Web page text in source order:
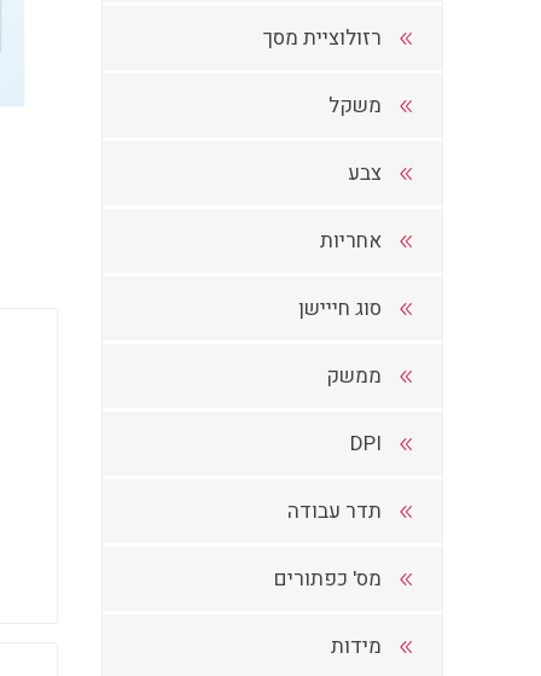
רזולוציית מסך
משקל
צבע
אחריות
סוג חייישן
ממשק
DPI
תדר עבודה
מס' כפתורים
מידות